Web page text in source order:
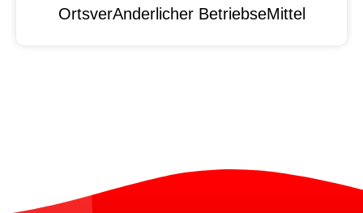
OrtsverAnderlicher BetriebseMittel